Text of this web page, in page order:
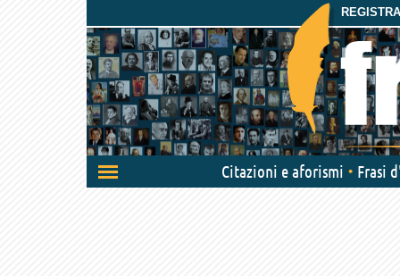
Attiva/disattiva
navigazione
Citazioni e aforismi Frasi